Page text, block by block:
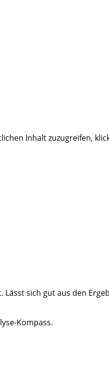
Inhalt zuzugreifen,
sich gut aus den
Kompass.